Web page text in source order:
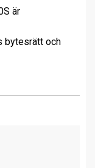
är
bytesrätt och